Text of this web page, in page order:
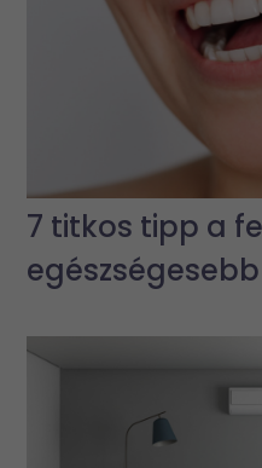
7 titkos tipp a